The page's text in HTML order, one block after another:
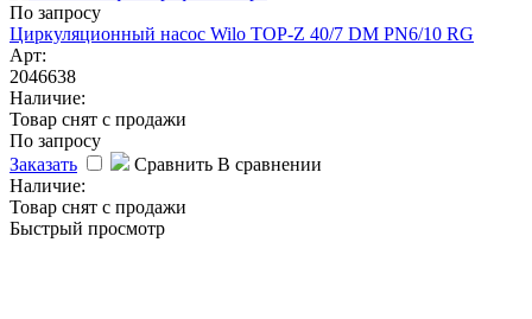
По запросу
Циркуляционный насос Wilo TOP-Z 40/7 DM PN6/10 RG
Арт:
2046638
Наличие:
Товар снят с продажи
По запросу
Заказать
Сравнить В сравнении
Наличие:
Товар снят с продажи
Быстрый просмотр